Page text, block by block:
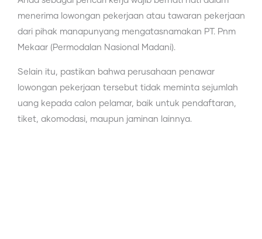
menerima lowongan pekerjaan atau tawaran pekerjaan
dari pihak manapunyang mengatasnamakan PT. Pnm
Mekaar (Permodalan Nasional Madani).
Selain itu, pastikan bahwa perusahaan penawar
lowongan pekerjaan tersebut tidak meminta sejumlah
uang kepada calon pelamar, baik untuk pendaftaran,
tiket, akomodasi, maupun jaminan lainnya.